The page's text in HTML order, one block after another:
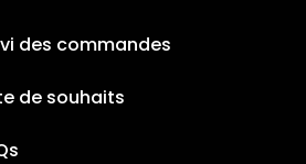
des commandes
de souhaits